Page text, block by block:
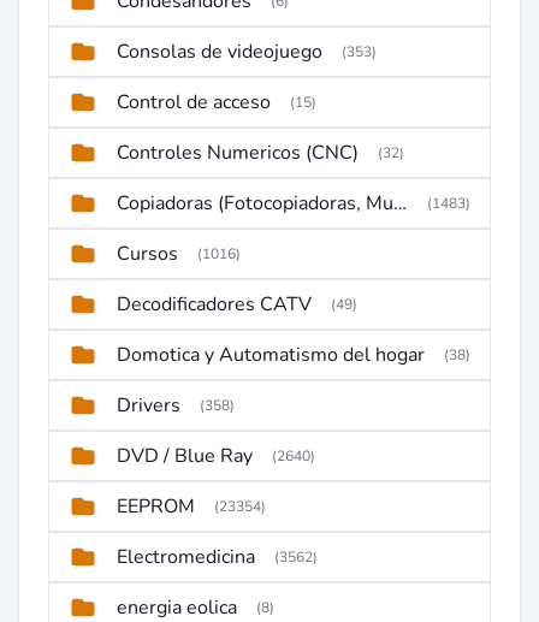
Consolas de videojuego (353)
Control de acceso (15)
Controles Numericos (CNC) (32)
Copiadoras (Fotocopiadoras, Multifunctions, Ploter, etc) (1483)
Cursos (1016)
Decodificadores CATV (49)
Domotica y Automatismo del hogar (38)
Drivers (358)
DVD / Blue Ray (2640)
EEPROM (23354)
Electromedicina (3562)
energia eolica (8)